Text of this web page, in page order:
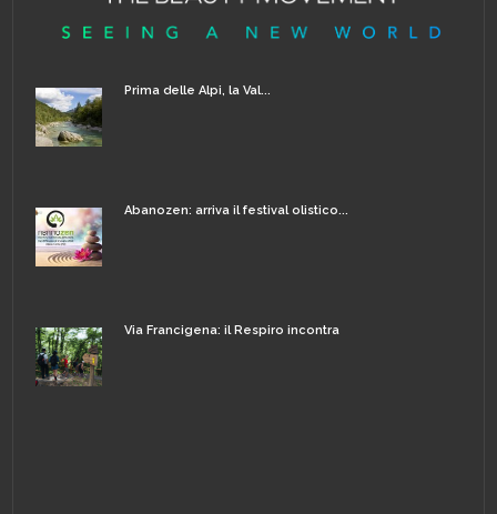
Prima delle Alpi, la Val...
Abanozen: arriva il festival olistico...
Via Francigena: il Respiro incontra